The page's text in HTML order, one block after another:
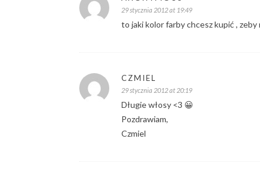
29 stycznia 2012 at 19:49
to jaki kolor farby chcesz kupić , zeby
CZMIEL
29 stycznia 2012 at 20:19
Długie włosy <3 😀
Pozdrawiam,
Czmiel